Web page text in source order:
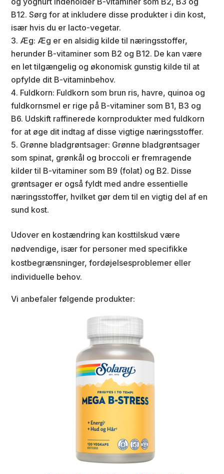
B12. Sørg for at inkludere disse produkter i din kost,
især hvis du er lacto-vegetar.
Æg: Æg er en alsidig kilde til næringsstoffer,
herunder B-vitaminer som B2 og B12. De kan være
en let tilgængelig og økonomisk gunstig kilde til at
opfylde dit B-vitaminbehov.
Fuldkorn: Fuldkorn som brun ris, havre, quinoa og
fuldkornsmel er rige på B-vitaminer som B1, B3 og
B6. Udskift raffinerede kornprodukter med fuldkorn
for at øge dit indtag af disse vigtige næringsstoffer.
Grønne bladgrøntsager: Grønne bladgrøntsager
som spinat, grønkål og broccoli er fremragende
kilder til B-vitaminer som B9 (folat) og B2. Disse
grøntsager er også fyldt med andre essentielle
næringsstoffer, hvilket gør dem til en vigtig del af en
sund kost.
Udover en kostændring kan kosttilskud være
nødvendige, især for personer med specifikke
kostbegrænsninger, fordøjelsesproblemer eller
individuelle behov.
Vi anbefaler følgende produkter: